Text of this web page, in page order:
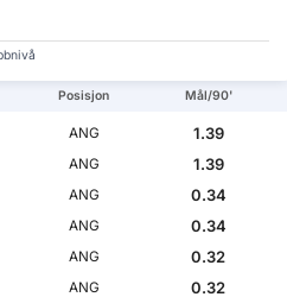
Posisjon Mål/90'
ANG
1.39
ANG
1.39
ANG
0.34
ANG
0.34
ANG
0.32
ANG 0.32